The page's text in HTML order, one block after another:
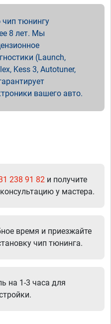
тюнингу
8 лет. Мы
(Launch,
Kess 3, Autotuner,
вашего авто.
238 91 82 и получите
у мастера.
время и приезжайте
чип тюнинга.
на 1-3 часа для